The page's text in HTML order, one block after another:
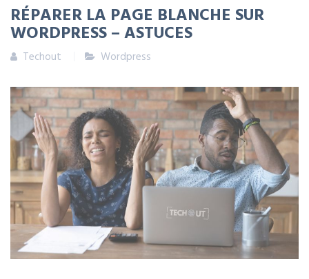
RÉPARER LA PAGE BLANCHE SUR
WORDPRESS – ASTUCES
Techout Wordpress